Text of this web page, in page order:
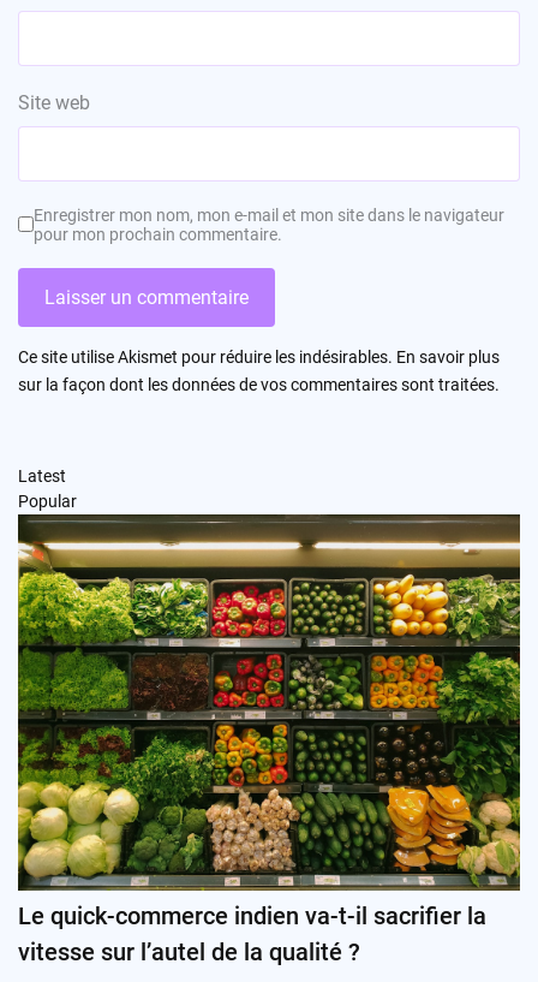
Site web
Enregistrer mon nom, mon e-mail et mon site dans le navigateur
pour mon prochain commentaire.
Ce site utilise Akismet pour réduire les indésirables. En savoir plus
sur la façon dont les données de vos commentaires sont traitées.
Latest
Popular
Le quick-commerce indien va-t-il sacrifier la
vitesse sur l’autel de la qualité ?